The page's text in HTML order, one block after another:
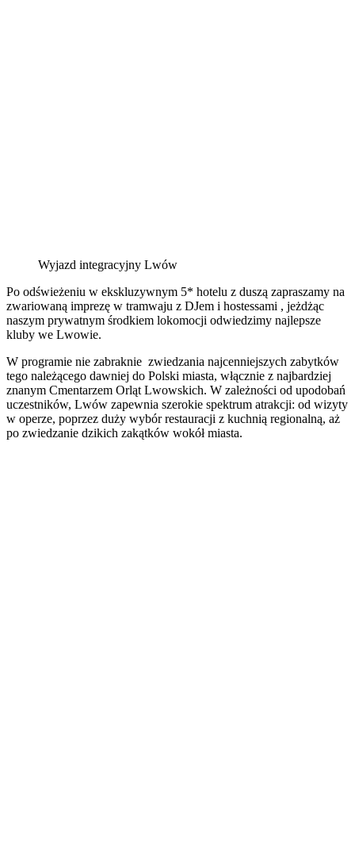
Wyjazd integracyjny Lwów
Po odświeżeniu w ekskluzywnym 5* hotelu z duszą zapraszamy na
zwariowaną imprezę w tramwaju z DJem i hostessami , jeżdżąc
naszym prywatnym środkiem lokomocji odwiedzimy najlepsze
kluby we Lwowie.
W programie nie zabraknie zwiedzania najcenniejszych zabytków
tego należącego dawniej do Polski miasta, włącznie z najbardziej
znanym Cmentarzem Orląt Lwowskich. W zależności od upodobań
uczestników, Lwów zapewnia szerokie spektrum atrakcji: od wizyty
w operze, poprzez duży wybór restauracji z kuchnią regionalną, aż
po zwiedzanie dzikich zakątków wokół miasta.